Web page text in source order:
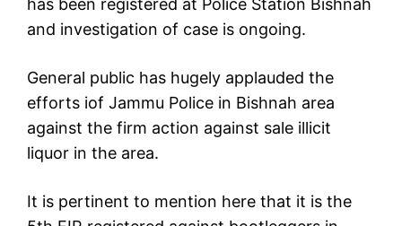
has been registered at Police Station Bishnah
and investigation of case is ongoing.
General public has hugely applauded the
efforts iof Jammu Police in Bishnah area
against the firm action against sale illicit
liquor in the area.
It is pertinent to mention here that it is the